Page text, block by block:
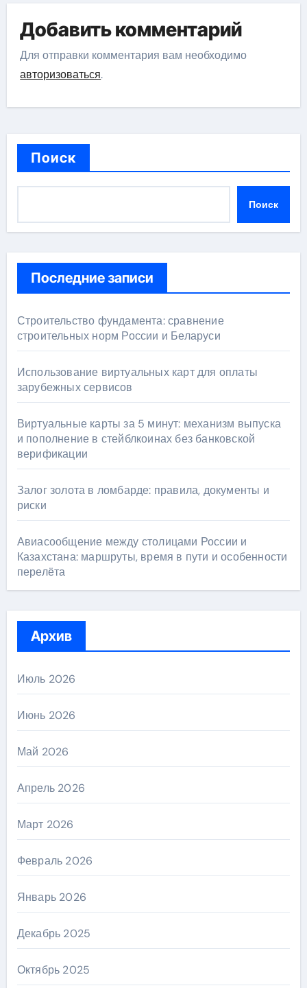
Добавить комментарий
Для отправки комментария вам необходимо
авторизоваться.
Поиск
Поиск
Последние записи
Строительство фундамента: сравнение
строительных норм России и Беларуси
Использование виртуальных карт для оплаты
зарубежных сервисов
Виртуальные карты за 5 минут: механизм выпуска
и пополнение в стейблкоинах без банковской
верификации
Залог золота в ломбарде: правила, документы и
риски
Авиасообщение между столицами России и
Казахстана: маршруты, время в пути и особенности
перелёта
Архив
Июль 2026
Июнь 2026
Май 2026
Апрель 2026
Март 2026
Февраль 2026
Январь 2026
Декабрь 2025
Октябрь 2025